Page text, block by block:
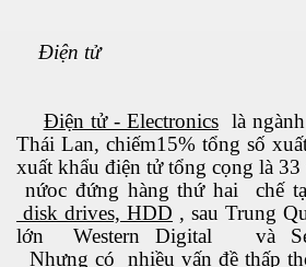
Điện tử
Điện tử - Electronics là
Thái Lan, chiếm15% tổng số
xuất khẩu điện tử tổng cọng là
nứoc đứng hàng thứ hai chế
disk drives, HDD , sau Trung
lớn Western Digital và
Nhưng có nhiều vấn đề thấp
trọng